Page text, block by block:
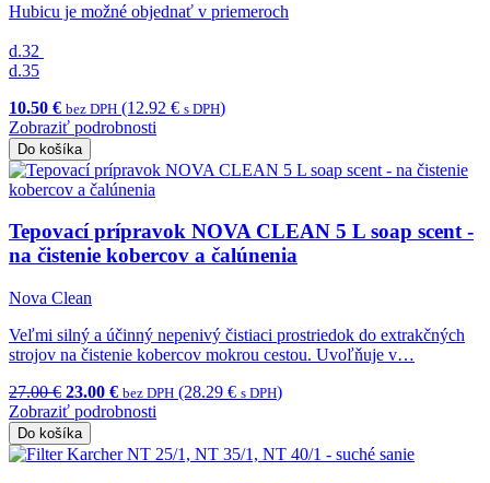
Hubicu je možné objednať v priemeroch
d.32
d.35
10.50 € bez DPH (12.92 € s DPH)
Zobraziť podrobnosti
Do košíka
Tepovací prípravok NOVA CLEAN 5 L soap scent -
na čistenie kobercov a čalúnenia
Nova Clean
Veľmi silný a účinný nepenivý čistiaci prostriedok do extrakčných
strojov na čistenie kobercov mokrou cestou. Uvoľňuje v…
27.00 € 23.00 € bez DPH (28.29 € s DPH)
Zobraziť podrobnosti
Do košíka